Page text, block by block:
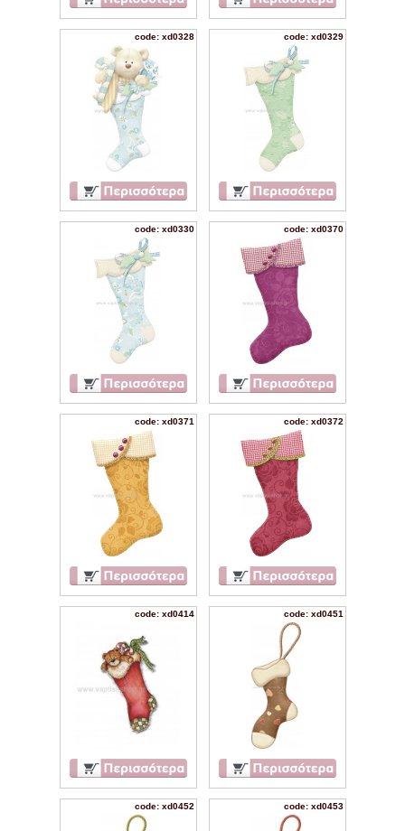
code: xd0328 code: xd0329
code: xd0330 code: xd0370
code: xd0371 code: xd0372
code: xd0414 code: xd0451
code: xd0452 code: xd0453